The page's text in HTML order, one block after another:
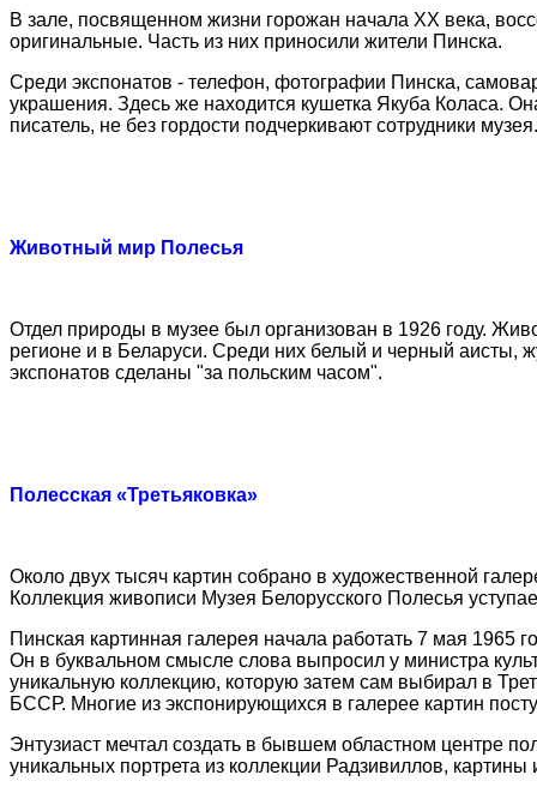
В зале, посвященном жизни горожан начала XX века,
оригинальные. Часть из них приносили жители Пинска.
Среди экспонатов - телефон, фотографии Пинска,
украшения. Здесь же находится кушетка Якуба Коласа.
писатель, не без гордости подчеркивают сотрудники музея.
Животный мир Полесья
Отдел природы в музее был организован в 1926 году.
регионе и в Беларуси. Среди них белый и черный
экспонатов сделаны "за польским часом".
Полесская «Третьяковка»
Около двух тысяч картин собрано в художественной
Коллекция живописи Музея Белорусского Полесья
Пинская картинная галерея начала работать 7 мая
Он в буквальном смысле слова выпросил у министра
уникальную коллекцию, которую затем сам выбирал в
БССР. Многие из экспонирующихся в галерее картин
Энтузиаст мечтал создать в бывшем областном центре
уникальных портрета из коллекции Радзивиллов,